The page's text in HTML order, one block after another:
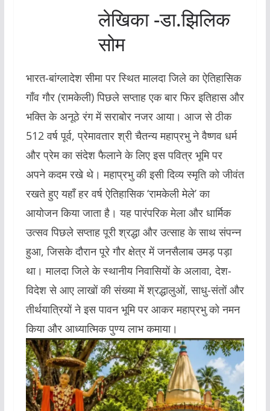
लेखिका -डा.झिलिक
सोम
भारत-बांग्लादेश सीमा पर स्थित मालदा जिले का ऐतिहासिक
गाँव गौर (रामकेली) पिछले सप्ताह एक बार फिर इतिहास और
भक्ति के अनूठे रंग में सराबोर नजर आया। आज से ठीक
512 वर्ष पूर्व, प्रेमावतार श्री चैतन्य महाप्रभु ने वैष्णव धर्म
और प्रेम का संदेश फैलाने के लिए इस पवित्र भूमि पर
अपने कदम रखे थे। महाप्रभु की इसी दिव्य स्मृति को जीवंत
रखते हुए यहाँ हर वर्ष ऐतिहासिक ‘रामकेली मेले’ का
आयोजन किया जाता है। यह पारंपरिक मेला और धार्मिक
उत्सव पिछले सप्ताह पूरी श्रद्धा और उत्साह के साथ संपन्न
हुआ, जिसके दौरान पूरे गौर क्षेत्र में जनसैलाब उमड़ पड़ा
था। मालदा जिले के स्थानीय निवासियों के अलावा, देश-
विदेश से आए लाखों की संख्या में श्रद्धालुओं, साधु-संतों और
तीर्थयात्रियों ने इस पावन भूमि पर आकर महाप्रभु को नमन
किया और आध्यात्मिक पुण्य लाभ कमाया।